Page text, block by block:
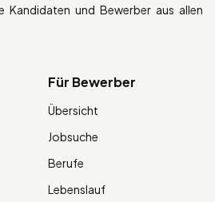
Kandidaten und Bewerber aus allen
Für Bewerber
Übersicht
Jobsuche
Berufe
Lebenslauf